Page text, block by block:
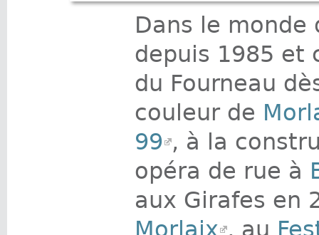
Dans le monde
depuis 1985 et
du Fourneau
couleur de
99 , à la
opéra de rue à
aux Girafes en
Morlaix , au